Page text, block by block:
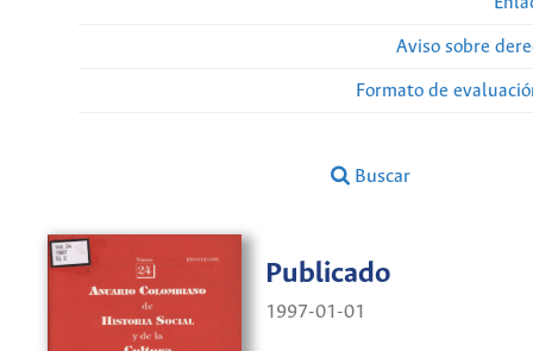
Aviso sobre
Formato de
Buscar
Publicado
1997-01-01